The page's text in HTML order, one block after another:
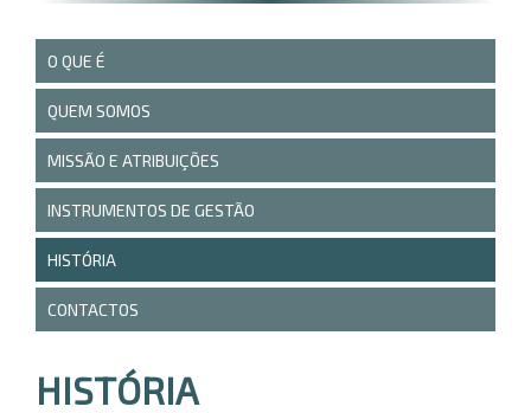
O QUE É
QUEM SOMOS
MISSÃO E ATRIBUIÇÕES
INSTRUMENTOS DE GESTÃO
HISTÓRIA
CONTACTOS
HISTÓRIA